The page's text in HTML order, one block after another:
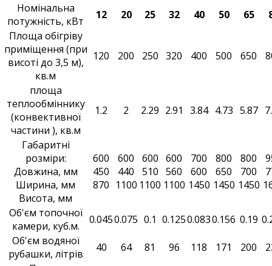
Номінальна
потужність, кВт
12 20 25 32 40 50 65
Площа обігріву
приміщення (при
висоті до 3,5 м),
кв.м
120 200 250 320 400 500 650
площа
теплообміннику
(конвективної
частини ), кв.м
1.2 2 2.29 2.91 3.84 4.73 5.87
Габаритні
розміри:
Довжина, мм
Ширина, мм
Висота, мм
600
450
870
600
440
1100
600
510
1100
600
560
1100
700
600
1450
800
650
1450
800
700
1450
Об'єм топочної
камери, куб.м.
0.0450.075 0.1 0.1250.0830.156 0.19
Об'єм водяної
рубашки, літрів
40 64 81 96 118 171 200